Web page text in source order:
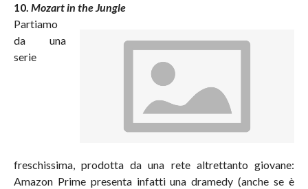
10. Mozart in the Jungle
Partiamo
da una
serie
freschissima, prodotta da una rete altrettanto giovane:
Amazon Prime presenta infatti una dramedy (anche se è